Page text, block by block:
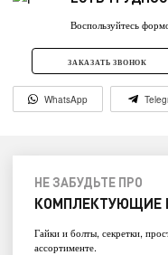
Воспользуйтесь
ЗАКАЗАТЬ ЗВОНОК
WhatsApp
НЕ ЗАБУДЬТЕ ПРО
КОМПЛЕКТУЮЩИЕ
Гайки и болты, секретки,
ассортименте.